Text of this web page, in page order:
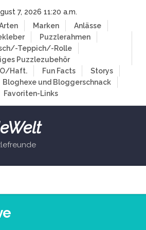
7, 2026 11:20 a.m.
Marken
Anlässe
Puzzlerahmen
Teppich/-Rolle
Puzzlezubehör
Haft.
Fun Facts
Storys
Bloghexe und Bloggerschnack
Favoriten-Links